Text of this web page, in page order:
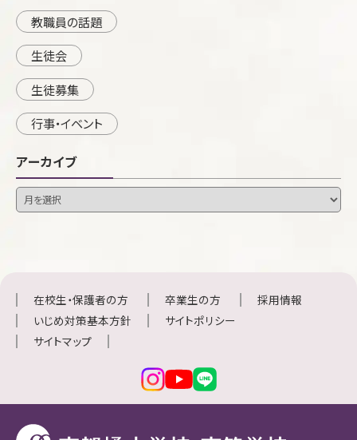
教職員の話題
生徒会
生徒募集
行事・イベント
アーカイブ
在校生・保護者の方 卒業生の方
採用情報
いじめ対策基本方針
サイトポリシー
サイトマップ